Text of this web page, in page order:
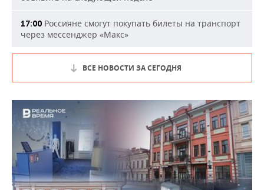
17:00 Россияне смогут покупать билеты на транспорт
через мессенджер «Макс»
ВСЕ НОВОСТИ ЗА СЕГОДНЯ